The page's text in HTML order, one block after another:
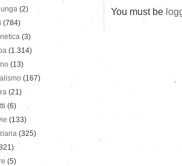
You must be
(2)
(784)
(3)
(1.314)
(13)
(167)
(21)
(6)
(133)
(325)
(5)